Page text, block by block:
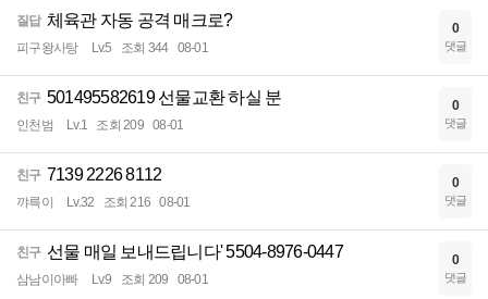
질답 체육관 자동 공격 매크로?
피구왕사탕 Lv.5 조회 344 08-01
0
댓글
친구 501495582619 선물교환 하실 분
인천범 Lv.1 조회 209 08-01
0
댓글
친구 7139 2226 8112
꺄륵이 Lv.32 조회 216 08-01
0
댓글
친구 선물 매일 보내드립니다' 5504-8976-0447
삼남이아빠 Lv.9 조회 209 08-01
0
댓글